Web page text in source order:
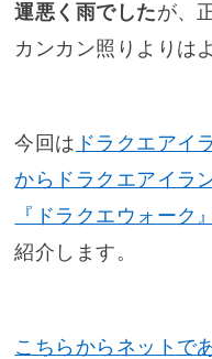
運悪く雨でしたが、
カンカン照りよりは
今回は ドラクエアイ
からドラクエアイラ
『ドラクエウォーク
紹介します。
こちらからネットで